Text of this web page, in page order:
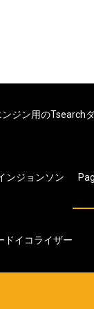
ジン用のtsearch
ンジョンソン
ドイコライザー